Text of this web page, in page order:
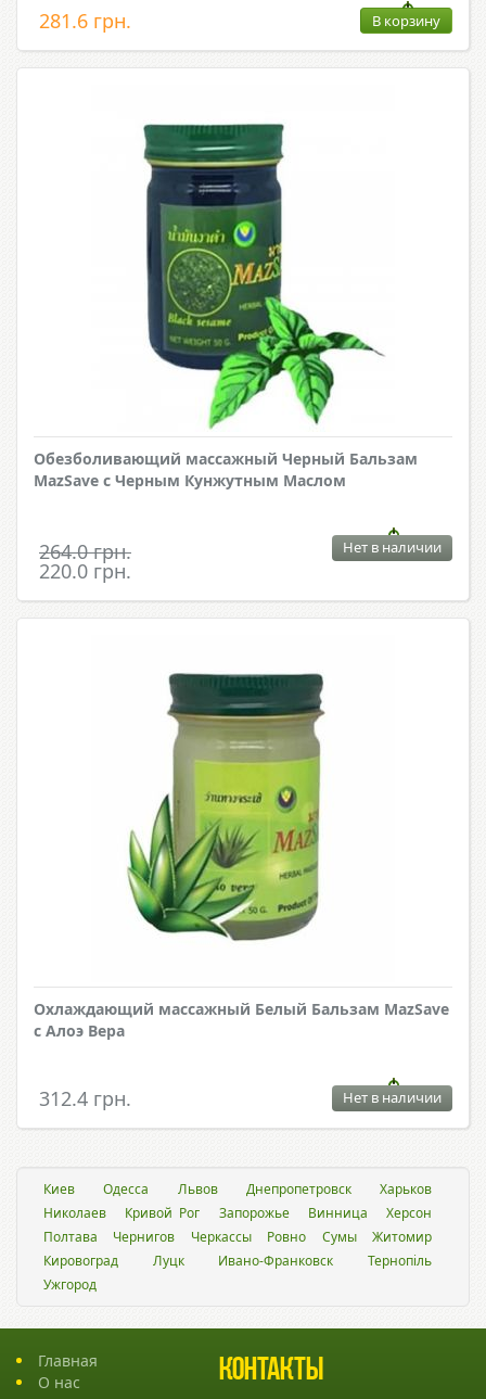
281.6 грн. В корзину
Обезболивающий массажный Черный Бальзам
MazSave с Черным Кунжутным Маслом
264.0 грн.
220.0 грн.
Нет в наличии
Охлаждающий массажный Белый Бальзам MazSave
с Алоэ Вера
312.4 грн. Нет в наличии
Киев Одесса Львов Днепропетровск
Харьков
Николаев
Кривой Рог Запорожье Винница
Херсон
Полтава
Чернигов Черкассы Ровно Сумы
Житомир
Кировоград
Луцк Ивано-Франковск
Тернопіль
Ужгород
Главная
О нас
Контакты